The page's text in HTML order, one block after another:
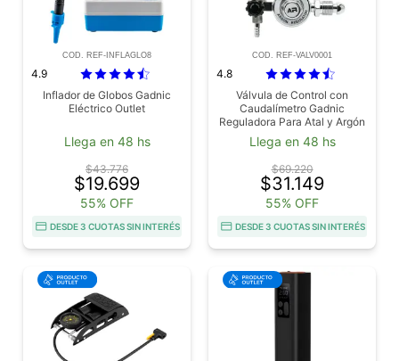
COD. REF-INFLAGLO8
4.9
Inflador de Globos Gadnic
Eléctrico Outlet
Llega en 48 hs
$43.776
$19.699
55% OFF
DESDE 3 CUOTAS SIN INTERÉS
COD. REF-VALV0001
4.8
Válvula de Control con
Caudalímetro Gadnic
Reguladora Para Atal y Argón
Outlet
Llega en 48 hs
$69.220
$31.149
55% OFF
DESDE 3 CUOTAS SIN INTERÉS